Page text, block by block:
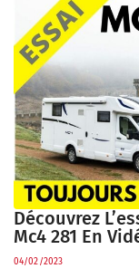
Découvrez
Mc4 281 En
04/02/2023